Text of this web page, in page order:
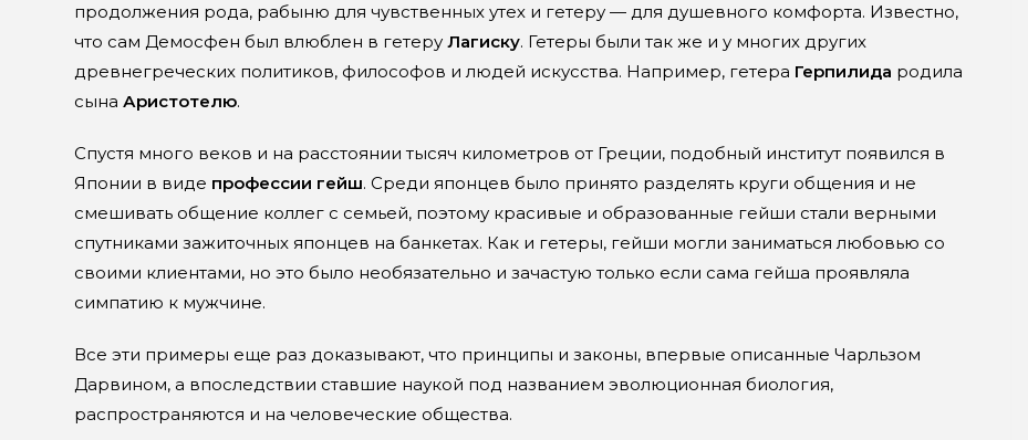
продолжения рода, рабыню для чувственных утех и гетеру — для душевного комфорта. Известно,
что сам Демосфен был влюблен в гетеруЛагиску. Гетеры были так же и у многих других
древнегреческих политиков, философов и людей искусства. Например, гетера Герпилида родила
сынаАристотелю.
Спустя много веков и на расстоянии тысяч километров от Греции, подобный институт появился в
Японии в виде профессии гейш. Среди японцев было принято разделять круги общения и не
смешивать общение коллег с семьей, поэтому красивые и образованные гейши стали верными
спутниками зажиточных японцев на банкетах. Как и гетеры, гейши могли заниматься любовью со
своими клиентами, но это было необязательно и зачастую только если сама гейша проявляла
симпатию к мужчине.
Все эти примеры еще раз доказывают, что принципы и законы, впервые описанные Чарльзом
Дарвином, а впоследствии ставшие наукой под названием эволюционная биология,
распространяются и на человеческие общества.